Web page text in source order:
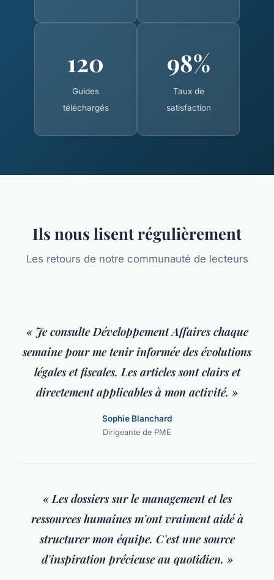
120
Guides
téléchargés
98%
Taux de
satisfaction
Ils nous lisent régulièrement
Les retours de notre communauté de lecteurs
« Je consulte Développement Affaires chaque
semaine pour me tenir informée des évolutions
légales et fiscales. Les articles sont clairs et
directement applicables à mon activité. »
Sophie Blanchard
Dirigeante de PME
« Les dossiers sur le management et les
ressources humaines m'ont vraiment aidé à
structurer mon équipe. C'est une source
d'inspiration précieuse au quotidien. »